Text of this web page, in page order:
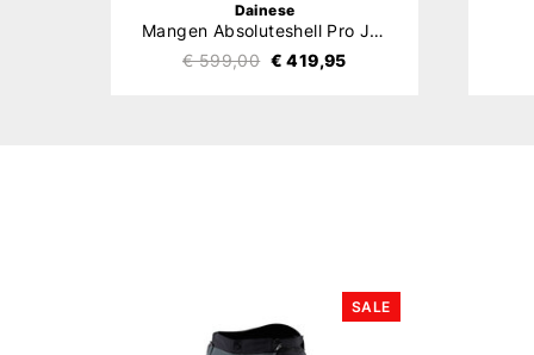
Dainese
Mangen Absoluteshell Pro Jacket
€ 599,00 € 419,95
SALE